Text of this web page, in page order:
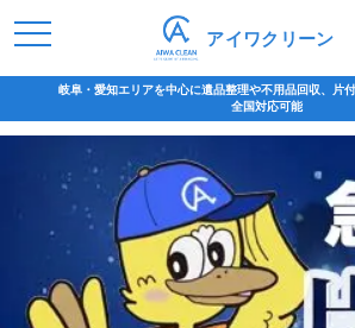
アイワクリーン